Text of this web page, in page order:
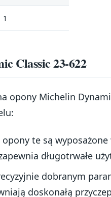
1
Classic 23-622
opony Michelin
opony te są
długotrwałe
dobranym
doskonałą